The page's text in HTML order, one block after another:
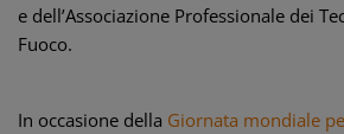
e dell’Associazione Professionale dei
Fuoco.
In occasione della Giornata mondiale